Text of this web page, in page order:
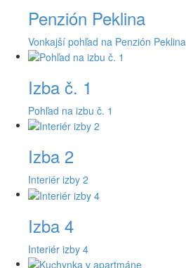
Penzión Peklina
Vonkajší pohľad na Penzión Peklina
Izba č. 1
Pohľad na izbu č. 1
Izba 2
Interiér izby 2
Izba 4
Interiér izby 4